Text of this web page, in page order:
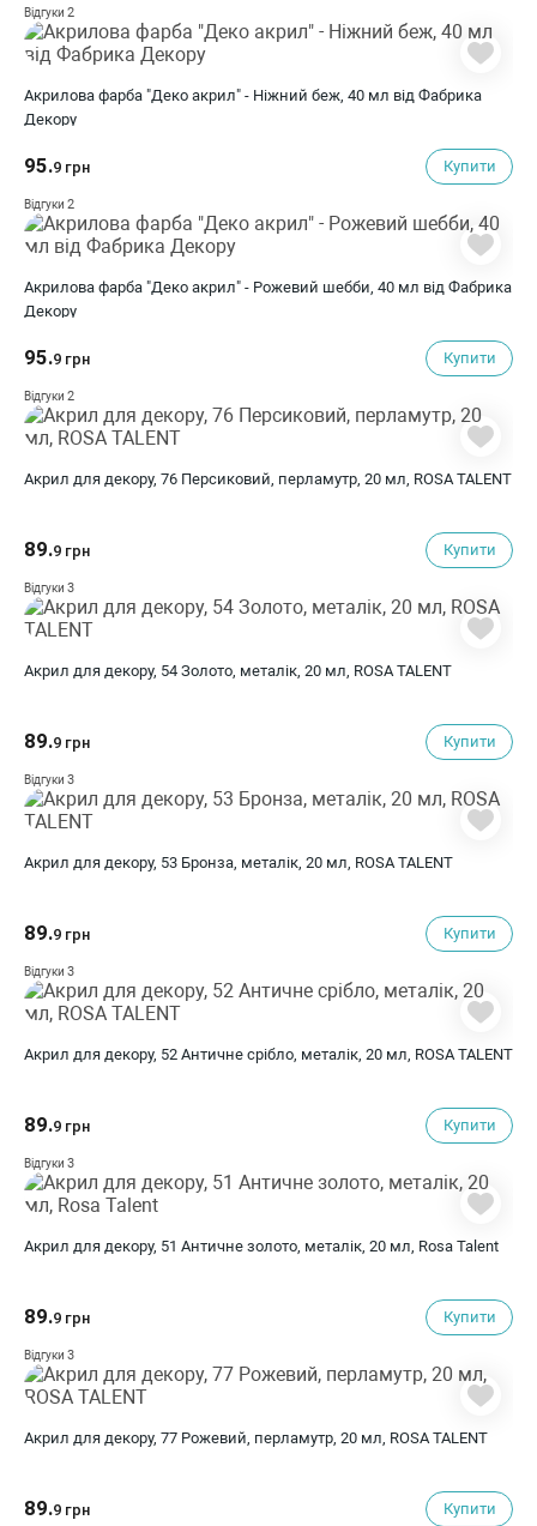
Відгуки 2
Акрилова фарба "Деко акрил" - Ніжний беж, 40 мл від Фабрика
Декору
95.9 грн Купити
Відгуки 2
Акрилова фарба "Деко акрил" - Рожевий шебби, 40 мл від Фабрика
Декору
95.9 грн Купити
Відгуки 2
Акрил для декору, 76 Персиковий, перламутр, 20 мл, ROSA TALENT
89.9 грн Купити
Відгуки 3
Акрил для декору, 54 Золото, металік, 20 мл, ROSA TALENT
89.9 грн Купити
Відгуки 3
Акрил для декору, 53 Бронза, металік, 20 мл, ROSA TALENT
89.9 грн Купити
Відгуки 3
Акрил для декору, 52 Античне срібло, металік, 20 мл, ROSA TALENT
89.9 грн Купити
Відгуки 3
Акрил для декору, 51 Античне золото, металік, 20 мл, Rosa Talent
89.9 грн Купити
Відгуки 3
Акрил для декору, 77 Рожевий, перламутр, 20 мл, ROSA TALENT
89.9 грн Купити